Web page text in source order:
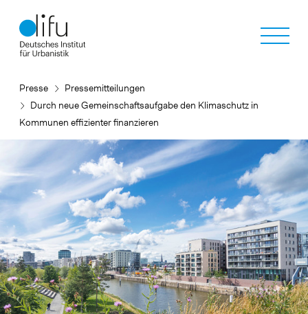
zum
Inhalt
Presse
Pressemitteilungen
Durch neue Gemeinschaftsaufgabe den Klimaschutz in
Kommunen effizienter finanzieren